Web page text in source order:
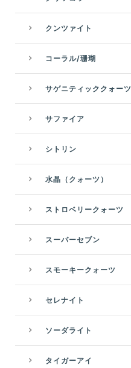
クンツァイト
コーラル/珊瑚
サゲニティッククォーツ
サファイア
シトリン
水晶（クォーツ）
ストロベリークォーツ
スーパーセブン
スモーキークォーツ
セレナイト
ソーダライト
タイガーアイ